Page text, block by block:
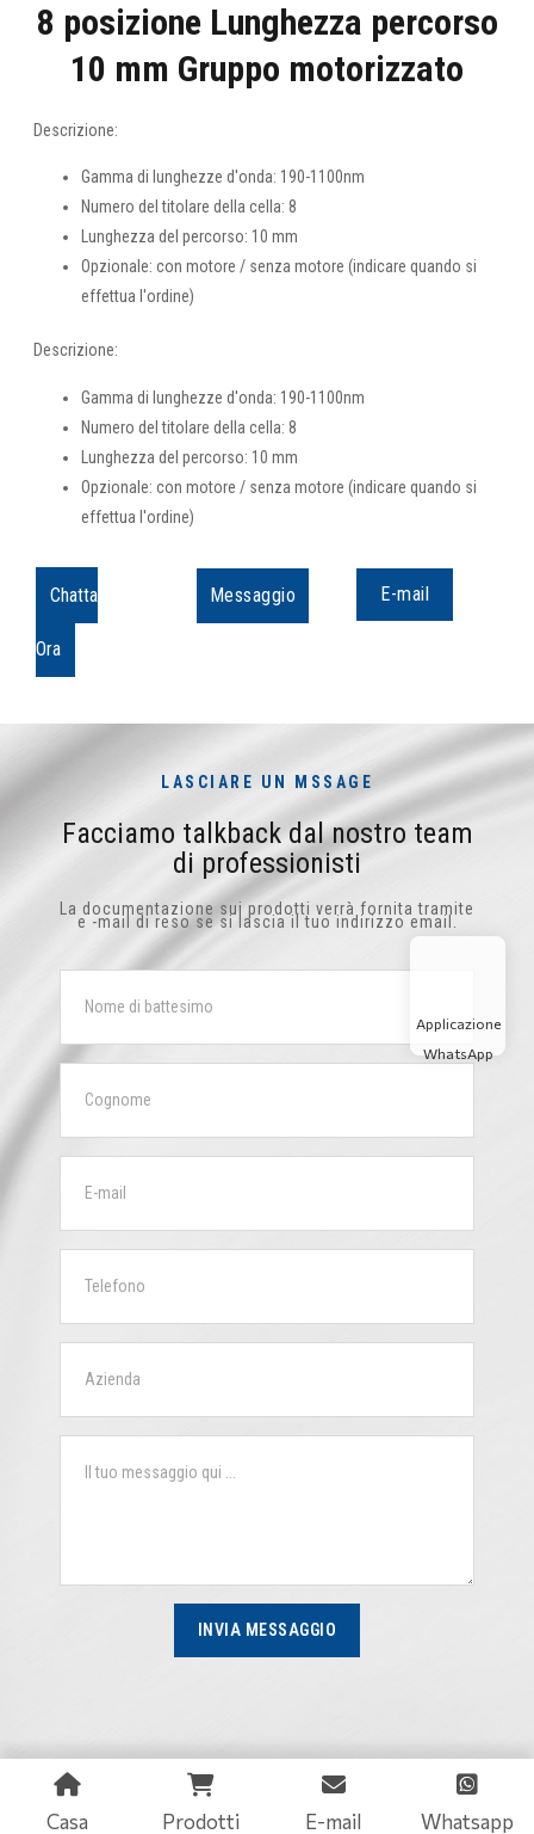
8 posizione Lunghezza percorso
10 mm Gruppo motorizzato
Descrizione:
Gamma di lunghezze d'onda: 190-1100nm
Numero del titolare della cella: 8
Lunghezza del percorso: 10 mm
Opzionale: con motore / senza motore (indicare quando si
effettua l'ordine)
Descrizione:
Gamma di lunghezze d'onda: 190-1100nm
Numero del titolare della cella: 8
Lunghezza del percorso: 10 mm
Opzionale: con motore / senza motore (indicare quando si
effettua l'ordine)
Chatta
Ora
Messaggio E-mail
LASCIARE UN MSSAGE
Facciamo talkback dal nostro team
di professionisti
La documentazione sui prodotti verrà fornita tramite
e -mail di reso se si lascia il tuo indirizzo email.
INVIA MESSAGGIO
Casa Prodotti E-mail Whatsapp
Applicazione
WhatsApp